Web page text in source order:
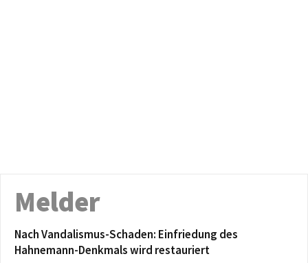
Melder
Nach Vandalismus-Schaden: Einfriedung des
Hahnemann-Denkmals wird restauriert